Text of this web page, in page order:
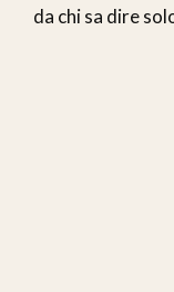
da chi sa dire